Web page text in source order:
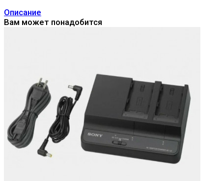
Описание
Вам может понадобится